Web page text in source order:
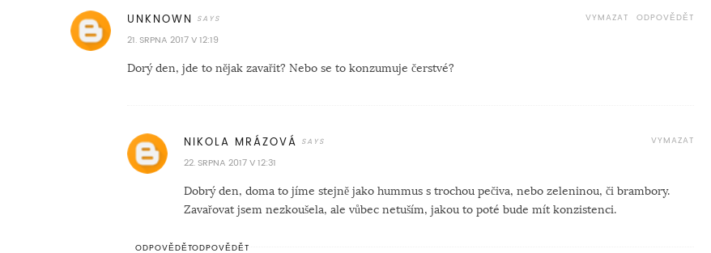
UNKNOWN
21. SRPNA 2017 V 12:19
Dorý den, jde to nějak zavařit? Nebo se to konzumuje čerstvé?
ODPOVĚDĚT
VYMAZAT
NIKOLA MRÁZOVÁ
22. SRPNA 2017 V 12:31
Dobrý den, doma to jíme stejně jako hummus s trochou pečiva, nebo zeleninou, či brambory.
Zavařovat jsem nezkoušela, ale vůbec netuším, jakou to poté bude mít konzistenci.
VYMAZAT
ODPOVĚDĚT
ODPOVĚDĚT